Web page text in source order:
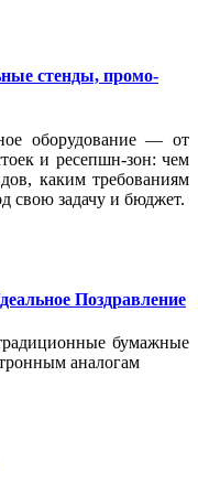
стенды, промо-
оборудование — от
и ресепшн-зон: чем
каким требованиям
свою задачу и бюджет.
Поздравление
бумажные
аналогам